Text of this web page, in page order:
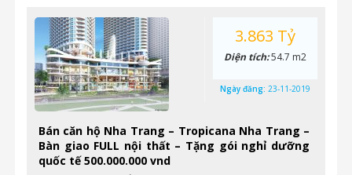
Bán căn hộ Nha Trang – Tropicana Nha Trang –
Bàn giao FULL nội thất – Tặng gói nghỉ dưỡng
quốc tế 500.000.000 vnd
3.863 Tỷ
Diện tích:54.7 m2
Ngày đăng: 23-11-2019